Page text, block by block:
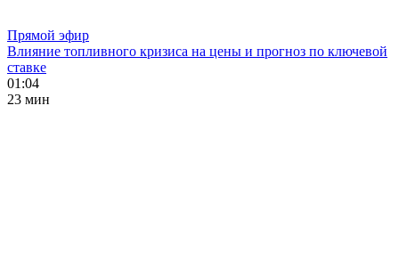
Прямой эфир
Влияние топливного кризиса на цены и прогноз по ключевой
ставке
01:04
23 мин